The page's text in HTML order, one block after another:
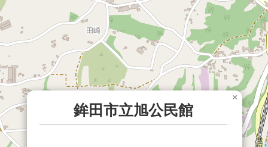
鉾田市立旭公民館
×